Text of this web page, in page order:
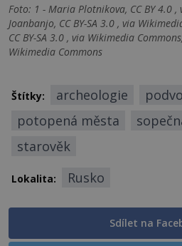
Foto: 1 - Maria Plotnikova, CC BY 4.0
Joanbanjo, CC BY-SA 3.0 , via
CC BY-SA 3.0 , via Wikimedia
Wikimedia Commons
Štítky: archeologie
potopená města
starověk
Lokalita: Rusko
Sdílet na